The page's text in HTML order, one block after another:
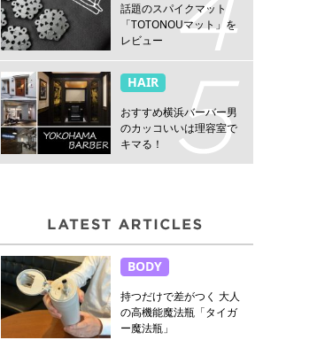
話題のスパイクマット
「TOTONOUマット」を
レビュー
HAIR
おすすめ横浜バーバー男
のカッコいいは理容室で
キマる！
BODY
持つだけで差がつく 大人
の高機能魔法瓶「タイガ
ー魔法瓶」